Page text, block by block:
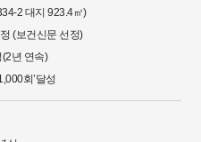
2 대지 923.4㎡)
(보건신문 선정)
년 연속)
회’달성